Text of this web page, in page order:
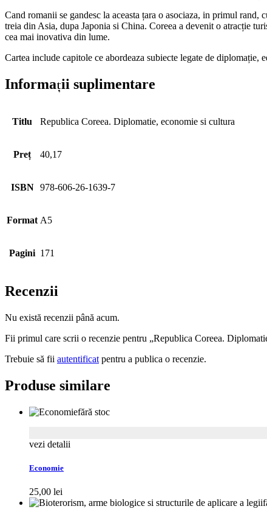
Cand romanii se gandesc la aceasta țara o asociaza, in primul
treia din Asia, dupa Japonia si China. Coreea a devenit o atracție
cea mai inovativa din lume.
Cartea include capitole ce abordeaza subiecte legate de
Informații suplimentare
Titlu Republica Coreea. Diplomatie, economie si cultura
Preț 40,17
ISBN 978-606-26-1639-7
Format A5
Pagini 171
Recenzii
Nu există recenzii până acum.
Fii primul care scrii o recenzie pentru „Republica Coreea.
Trebuie să fii autentificat pentru a publica o recenzie.
Produse similare
fără stoc
vezi detalii
Economie
25,00 lei